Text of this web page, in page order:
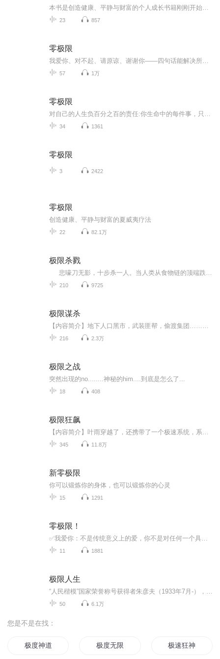
23 857
零极限
57 1万
零极限
34 1361
零极限
3 2422
零极限
创造健康、平静与财富的夏威夷疗法
22 82.1万
极限杀戮
210 9725
极限谋杀
216 2.3万
极限之战
突然出现的no........神秘的him....到底是怎么了...
18 408
极限狂飙
345 11.8万
新零极限
你可以锻炼你的身体，也可以锻炼你的心灵
15 1291
零极限！
11 1881
极限人生
50 6.1万
您是不是在找：
极度神道 极度无限 极速狂神